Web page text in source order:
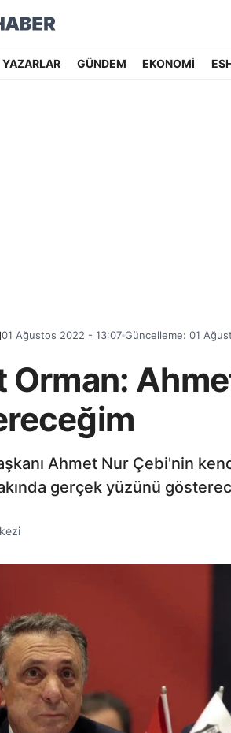
YAZARLAR GÜNDEM EKONOMİ
01 Ağustos 2022 - 13:07 Güncelleme: 01
Orman:
Ahmet Nur Çebi'nin
gerçek yüzünü